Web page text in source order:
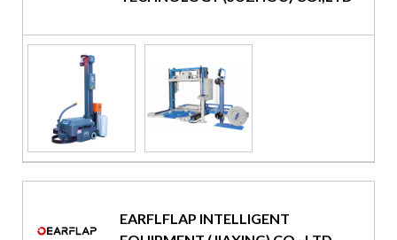
EARFLFLAP INTELLIGENT